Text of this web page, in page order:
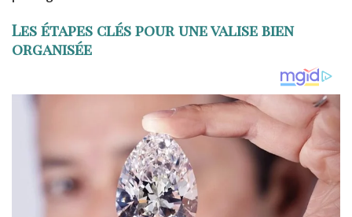
Les étapes clés pour une valise bien
organisée